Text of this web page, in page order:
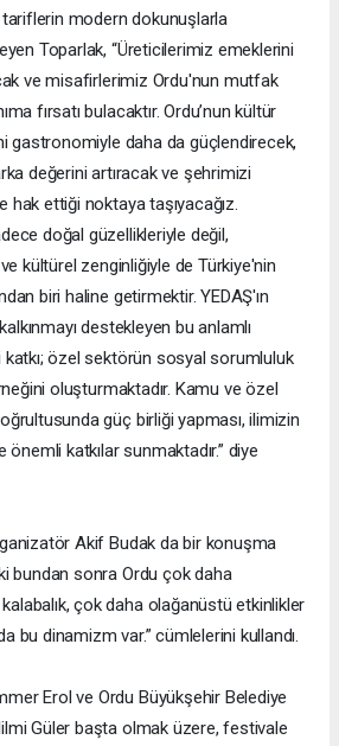
modern dokunuşlarla
Toparlak, “Üreticilerimiz emeklerini
ve misafirlerimiz Ordu'nun mutfak
fırsatı bulacaktır. Ordu’nun kültür
gastronomiyle daha da güçlendirecek,
değerini artıracak ve şehrimizi
ettiği noktaya taşıyacağız.
doğal güzellikleriyle değil,
kültürel zenginliğiyle de Türkiye'nin
biri haline getirmektir. YEDAŞ'ın
destekleyen bu anlamlı
özel sektörün sosyal sorumluluk
oluşturmaktadır. Kamu ve özel
güç birliği yapması, ilimizin
önemli katkılar sunmaktadır.” diye
Akif Budak da bir konuşma
bundan sonra Ordu çok daha
çok daha olağanüstü etkinlikler
bu dinamizm var.” cümlelerini kullandı.
Erol ve Ordu Büyükşehir Belediye
Güler başta olmak üzere, festivale